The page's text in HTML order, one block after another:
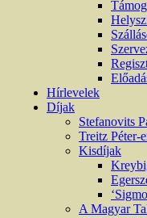
Hírlevelek
Díjak
Stefanovits
Treitz Péter-
Kisdíjak
A Magyar